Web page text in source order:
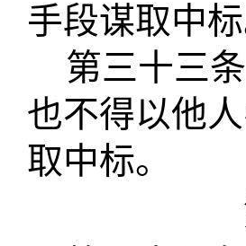
手段谋取中标
第三十三条
也不得以他
取中标。